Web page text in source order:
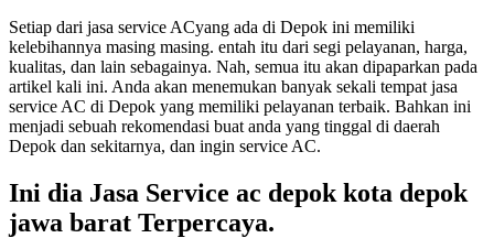
Setiap dari jasa service ACyang ada di Depok ini memiliki
kelebihannya masing masing. entah itu dari segi pelayanan, harga,
kualitas, dan lain sebagainya. Nah, semua itu akan dipaparkan pada
artikel kali ini. Anda akan menemukan banyak sekali tempat jasa
service AC di Depok yang memiliki pelayanan terbaik. Bahkan ini
menjadi sebuah rekomendasi buat anda yang tinggal di daerah
Depok dan sekitarnya, dan ingin service AC.
Ini dia Jasa Service ac depok kota depok
jawa barat Terpercaya.